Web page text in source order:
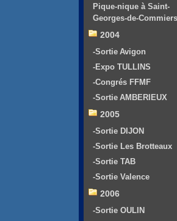
Pique-nique à Saint-
Georges-de-Commiers
2004
-Sortie Avigon
-Expo TULLINS
-Congrés FFMF
-Sortie AMBERIEUX
2005
-Sortie DIJON
-Sortie Les Brotteaux
-Sortie TAB
-Sortie Valence
2006
-Sortie OULIN